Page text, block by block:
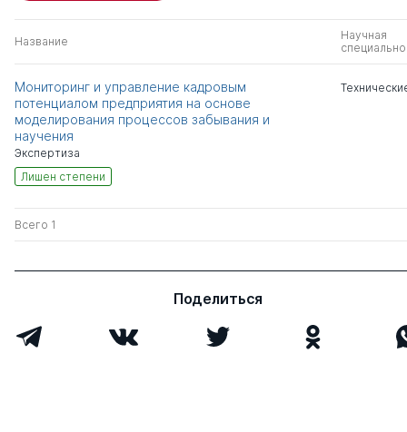
Название
Научная
Мониторинг и управление кадровым
потенциалом предприятия на основе
моделирования процессов забывания и
научения
Экспертиза
Лишен степени
Всего 1
Поделиться